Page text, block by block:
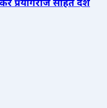
प्रयागराज सहित देश